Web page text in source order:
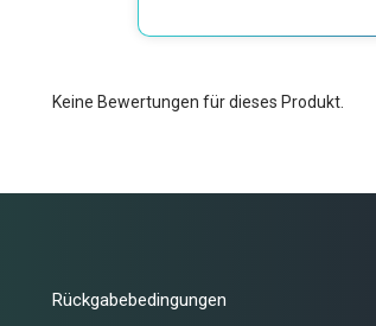
Keine Bewertungen für dieses Produkt.
Rückgabebedingungen